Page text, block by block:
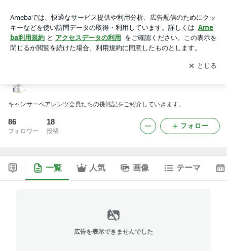
アプリをダウンロードして ブログの更新通知
を受け取りまし
ょう。
開く
キャンサーペアレンツ会員たちの挑戦記をご紹介していきます。
86
フォロワー
18
投稿
フォロー
一覧 人気 画像 テーマ
広告を表示できませんでした